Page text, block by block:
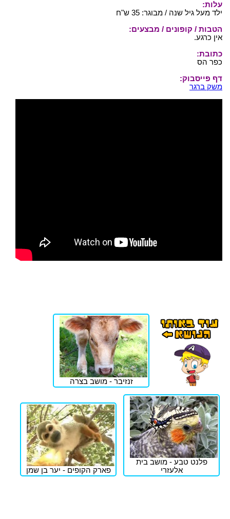
עלות:
ילד מעל גיל שנה / מבוגר: 35 ש"ח
הטבות / קופונים / מבצעים:
אין כרגע.
כתובת:
כפר הס
דף פייסבוק:
משק ברגר
זנזיבר - מושב בצרה
פלנט טבע - מושב בית
אלעזרי
פארק הקופים - יער בן שמן